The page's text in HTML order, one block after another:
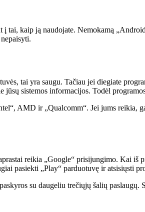
tai, kaip ją naudojate. Nemokamą
tai yra saugu. Tačiau jei diegiate
sistemos informacijos. Todėl
AMD ir „Qualcomm“. Jei jums reikia,
reikia „Google“ prisijungimo. Kai iš
pasiekti „Play“ parduotuvę ir atsisiųsti
su daugeliu trečiųjų šalių